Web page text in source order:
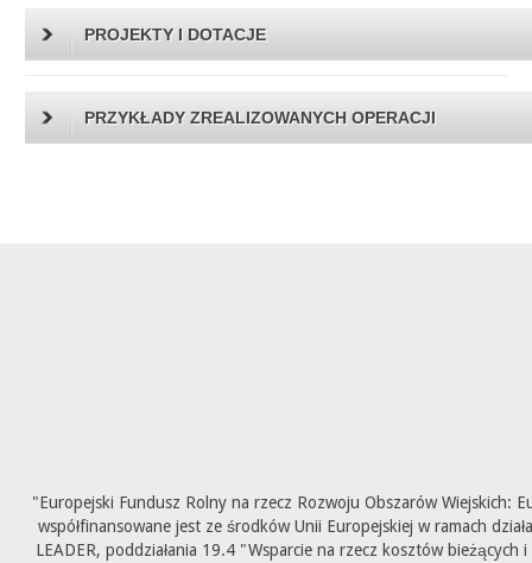
PROJEKTY I DOTACJE
PRZYKŁADY ZREALIZOWANYCH OPERACJI
"Europejski Fundusz Rolny na rzecz Rozwoju Obszarów Wiejskich:
współfinansowane jest ze środków Unii Europejskiej w ramach
LEADER, poddziałania 19.4 "Wsparcie na rzecz kosztów